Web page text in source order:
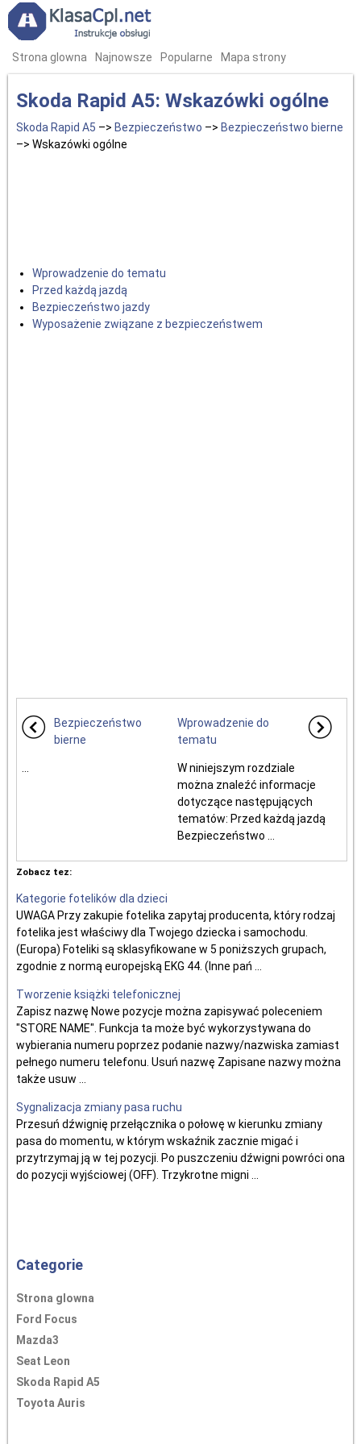
Strona glowna Najnowsze Popularne Mapa strony
Skoda Rapid A5: Wskazówki ogólne
Skoda Rapid A5 –> Bezpieczeństwo –> Bezpieczeństwo bierne
–> Wskazówki ogólne
Wprowadzenie do tematu
Przed każdą jazdą
Bezpieczeństwo jazdy
Wyposażenie związane z bezpieczeństwem
Bezpieczeństwo
bierne
Wprowadzenie do
tematu
W niniejszym rozdziale
można znaleźć informacje
dotyczące następujących
tematów: Przed każdą jazdą
Bezpieczeństwo ...
Zobacz tez:
Kategorie fotelików dla dzieci
UWAGA Przy zakupie fotelika zapytaj producenta, który rodzaj
fotelika jest właściwy dla Twojego dziecka i samochodu.
(Europa) Foteliki są sklasyfikowane w 5 poniższych grupach,
zgodnie z normą europejską EKG 44. (Inne pań ...
Tworzenie książki telefonicznej
Zapisz nazwę Nowe pozycje można zapisywać poleceniem
"STORE NAME". Funkcja ta może być wykorzystywana do
wybierania numeru poprzez podanie nazwy/nazwiska zamiast
pełnego numeru telefonu. Usuń nazwę Zapisane nazwy można
także usuw ...
Sygnalizacja zmiany pasa ruchu
Przesuń dźwignię przełącznika o połowę w kierunku zmiany
pasa do momentu, w którym wskaźnik zacznie migać i
przytrzymaj ją w tej pozycji. Po puszczeniu dźwigni powróci ona
do pozycji wyjściowej (OFF). Trzykrotne migni ...
Categorie
Strona glowna
Ford Focus
Mazda3
Seat Leon
Skoda Rapid A5
Toyota Auris